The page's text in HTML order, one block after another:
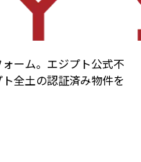
ーム。エジプト公式不
全土の認証済み物件を